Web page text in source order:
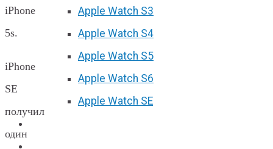
Apple Watch S3
Apple Watch S4
Apple Watch S5
Apple Watch S6
Apple Watch SE
iPhone
5s.
iPhone
SE
получил
один